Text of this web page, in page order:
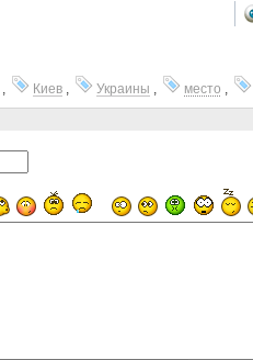
, Киев , Украины , место ,